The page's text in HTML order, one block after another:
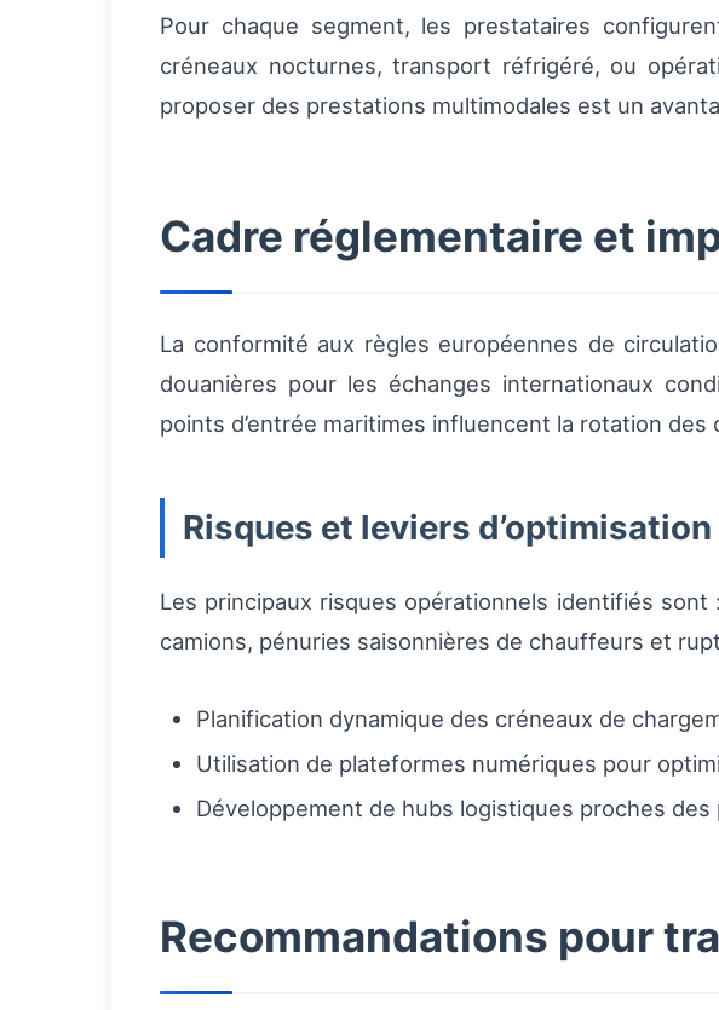
Pour chaque segment, les prestataires
créneaux nocturnes, transport réfrigéré, ou
proposer des prestations multimodales est un
Cadre réglementaire et
La conformité aux règles européennes de
douanières pour les échanges internationaux
points d’entrée maritimes influencent la rotation
Risques et leviers d’optimisation
Les principaux risques opérationnels identifiés
camions, pénuries saisonnières de chauffeurs et
Planification dynamique des créneaux de
Utilisation de plateformes numériques pour
Développement de hubs logistiques proches
Recommandations pour